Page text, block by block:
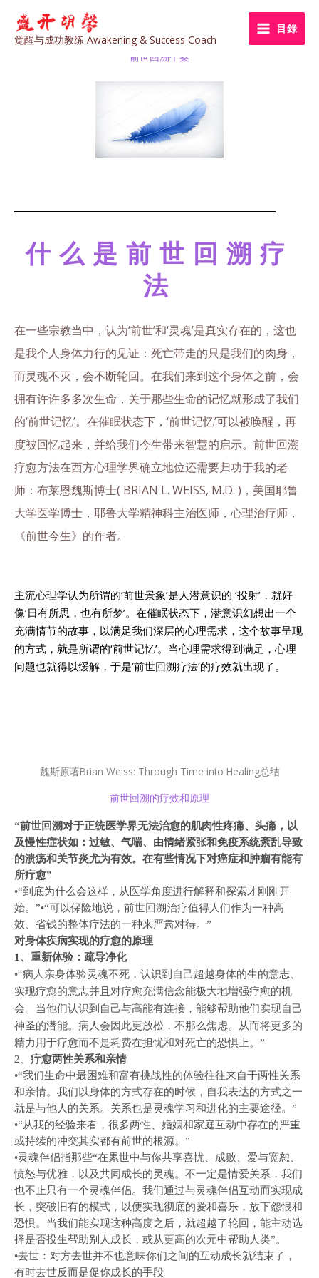
content
觉醒与成功教练 Awakening & Success Coach
目錄
前世回溯个案
什么是前世回溯疗
法
在一些宗教当中，认为‘前世’和‘灵魂’是真实存在的，这也
是我个人身体力行的见证：死亡带走的只是我们的肉身，
而灵魂不灭，会不断轮回。在我们来到这个身体之前，会
拥有许许多多次生命，关于那些生命的记忆就形成了我们
的‘前世记忆’。在催眠状态下，‘前世记忆’可以被唤醒，再
度被回忆起来，并给我们今生带来智慧的启示。前世回溯
疗愈方法在西方心理学界确立地位还需要归功于我的老
师：布莱恩魏斯博士( BRIAN L. WEISS, M.D. )，美国耶鲁
大学医学博士，耶鲁大学精神科主治医师，心理治疗师，
《前世今生》的作者。
主流心理学认为所谓的‘前世景象’是人潜意识的 ‘投射’，就好
像‘日有所思，也有所梦’。在催眠状态下，潜意识幻想出一个
充满情节的故事，以满足我们深层的心理需求，这个故事呈现
的方式，就是所谓的‘前世记忆’。当心理需求得到满足，心理
问题也就得以缓解，于是‘前世回溯疗法’的疗效就出现了。
魏斯原著Brian Weiss: Through Time into Healing总结
前世回溯的疗效和原理
“前世回溯对于正统医学界无法治愈的肌肉性疼痛、头痛，以
及慢性症状如：过敏、气喘、由情绪紧张和免疫系统紊乱导致
的溃疡和关节炎尤为有效。 在有些情况下对癌症和肿瘤有能有
所疗愈”
•“到底为什么会这样，从医学角度进行解释和探索才刚刚开
始。”•“可以保险地说，前世回溯治疗值得人们作为一种高
效、省钱的整体疗法的一种来严肃对待。”
对身体疾病实现的疗愈的原理
1、重新体验：疏导净化
•“病人亲身体验灵魂不死，认识到自己超越身体的生的意志、
实现疗愈的意志并且对疗愈充满信念能极大地增强疗愈的机
会。当他们认识到自己与高能有连接，能够帮助他们实现自己
神圣的潜能。病人会因此更放松，不那么焦虑。从而将更多的
精力用于疗愈而不是耗费在担忧和对死亡的恐惧上。”
​2、 疗愈两性关系和亲情
•“我们生命中最困难和富有挑战性的体验往往来自于两性关系
和亲情。我们以身体的方式存在的时候，自我表达的方式之一
就是与他人的关系。关系也是灵魂学习和进化的主要途径。”
•“从我的经验来看，很多两性、婚姻和家庭互动中存在的严重
或持续的冲突其实都有前世的根源。”
•灵魂伴侣指那些“在累世中与你共享喜忧、成败、爱与宽恕、
愤怒与优雅，以及共同成长的灵魂。不一定是情爱关系，我们
也不止只有一个灵魂伴侣。我们通过与灵魂伴侣互动而实现成
长，突破旧有的模式，以便实现彻底的爱和喜乐，放下怨恨和
恐惧。当我们能实现这种高度之后，就超越了轮回，能主动选
择是否投生帮助别人成长，或从更高的次元中帮助人类”。
•去世：对方去世并不也意味你们之间的互动成长就结束了，
有时去世反而是促你成长的手段